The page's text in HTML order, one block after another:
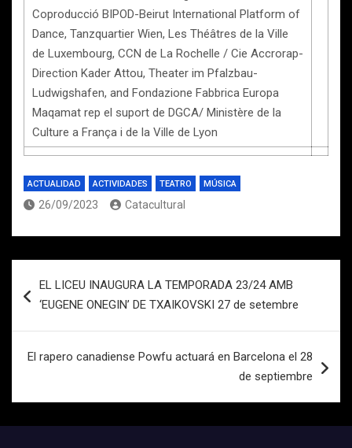
Coproducció BIPOD-Beirut International Platform of
Dance, Tanzquartier Wien, Les Théâtres de la Ville
de Luxembourg, CCN de La Rochelle / Cie Accrorap-
Direction Kader Attou, Theater im Pfalzbau-
Ludwigshafen, and Fondazione Fabbrica Europa
Maqamat rep el suport de DGCA/ Ministère de la
Culture a França i de la Ville de Lyon
ACTUALIDAD ACTIVIDADES TEATRO MÚSICA
26/09/2023 Catacultural
de
EL LICEU INAUGURA LA TEMPORADA 23/24 AMB
‘EUGENE ONEGIN’ DE TXAIKOVSKI 27 de setembre
El rapero canadiense Powfu actuará en Barcelona el 28
de septiembre